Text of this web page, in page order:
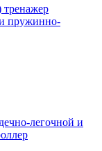
пружинно-